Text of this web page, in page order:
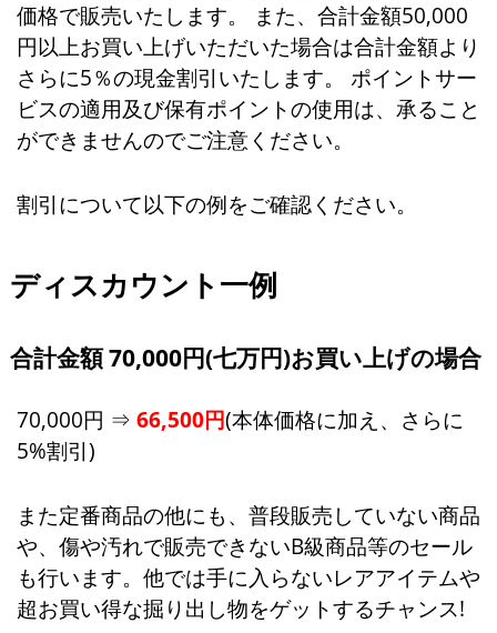
価格で販売いたします。 また、合計金額50,000
円以上お買い上げいただいた場合は合計金額より
さらに5％の現金割引いたします。 ポイントサー
ビスの適用及び保有ポイントの使用は、承ること
ができませんのでご注意ください。
割引について以下の例をご確認ください。
ディスカウント一例
合計金額 70,000円(七万円)お買い上げの場合
70,000円 ⇒ 66,500円(本体価格に加え、さらに
5%割引)
また定番商品の他にも、普段販売していない商品
や、傷や汚れで販売できないB級商品等のセール
も行います。他では手に入らないレアアイテムや
超お買い得な掘り出し物をゲットするチャンス!